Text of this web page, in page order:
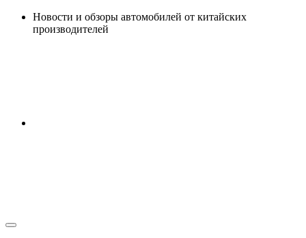
ПерейтиНовости и обзоры автомобилей от китайских
производителей